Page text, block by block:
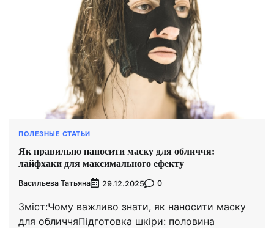
ПОЛЕЗНЫЕ СТАТЬИ
Як правильно наносити маску для обличчя:
лайфхаки для максимального ефекту
Васильева Татьяна 29.12.2025 0
Зміст:Чому важливо знати, як наносити маску
для обличчяПідготовка шкіри: половина